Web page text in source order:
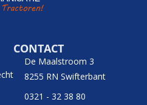
CONTACT
De Maalstroom 3
8255 RN Swifterbant
0321 - 32 38 80